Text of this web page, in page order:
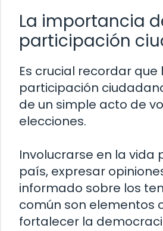
La importancia
participación
Es crucial recordar que
participación
de un simple acto de
elecciones.
Involucrarse en la vida
país, expresar
informado sobre los
común son elementos
fortalecer la